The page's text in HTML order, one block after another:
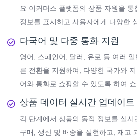
요 이커머스 플랫폼의 상품 자원을 통
정보를 표시하고 사용자에게 다양한
다국어 및 다중 통화 지원
영어, 스페인어, 달러, 유로 등 여러
른 전환을 지원하여, 다양한 국가와
어와 통화로 쇼핑할 수 있도록 하여
상품 데이터 실시간 업데이트
각 단계에서 상품의 동적 정보를 실
구매, 생산 및 배송을 실현하고, 재고